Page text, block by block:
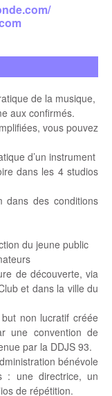
de la musique,
aux confirmés.
vous pouvez
d’un instrument
dans les 4 studios
dans des conditions
du jeune public
de découverte, via
et dans la ville du
non lucratif créée
une convention de
par la DDJS 93.
bénévole
: une directrice, un
de répétition.